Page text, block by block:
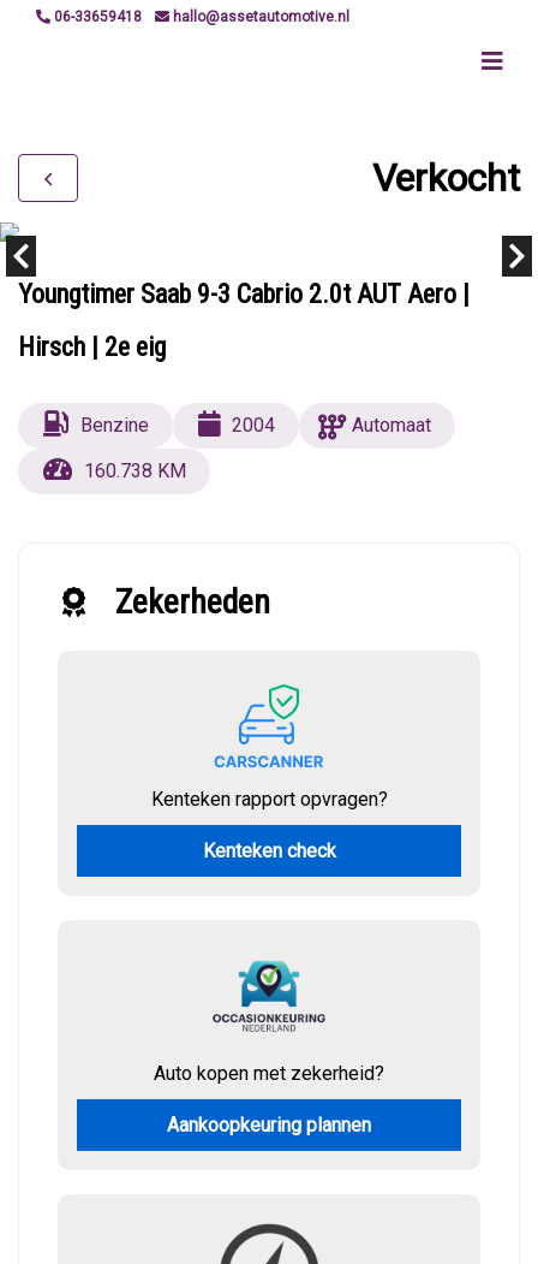
06-33659418 hallo@assetautomotive.nl
Verkocht
Youngtimer Saab 9-3 Cabrio 2.0t AUT Aero |
Hirsch | 2e eig
Benzine 2004
Automaat
160.738 KM
Zekerheden
Kenteken rapport opvragen?
Kenteken check
Auto kopen met zekerheid?
Aankoopkeuring plannen